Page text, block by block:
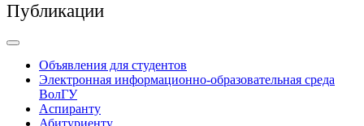
Публикации
Объявления для студентов
Электронная информационно-образовательная среда
ВолГУ
Аспиранту
Абитуриенту